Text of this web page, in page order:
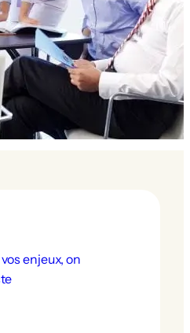
enjeux, on